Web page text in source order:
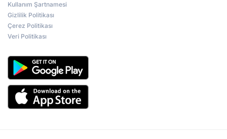
Kullanım Şartnamesi
Gizlilik Politikası
Çerez Politikası
Veri Politikası